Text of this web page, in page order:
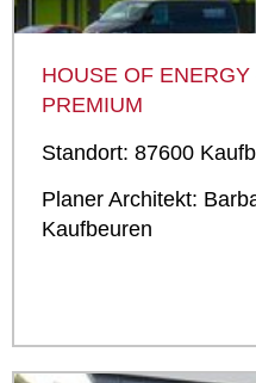
HOUSE OF
PREMIUM
Standort: 87600
Planer Architekt:
Kaufbeuren